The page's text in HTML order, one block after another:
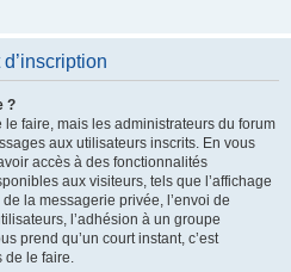
?
le faire, mais les administrateurs du forum
aux utilisateurs inscrits. En vous
accès à des fonctionnalités
aux visiteurs, tels que l’affichage
la messagerie privée, l’envoi de
l’adhésion à un groupe
prend qu’un court instant, c’est
de le faire.